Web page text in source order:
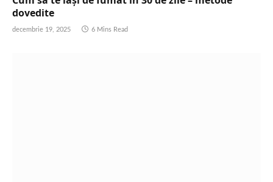
dovedite
decembrie 19, 2025 6 Mins Read